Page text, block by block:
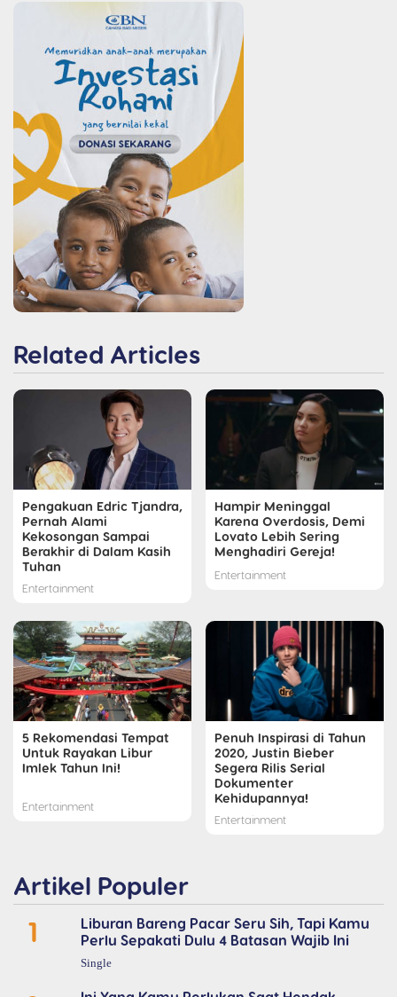
Related Articles
Pengakuan Edric Tjandra,
Pernah Alami
Kekosongan Sampai
Berakhir di Dalam Kasih
Tuhan
Entertainment
Hampir Meninggal
Karena Overdosis, Demi
Lovato Lebih Sering
Menghadiri Gereja!
Entertainment
5 Rekomendasi Tempat
Untuk Rayakan Libur
Imlek Tahun Ini!
Entertainment
Penuh Inspirasi di Tahun
2020, Justin Bieber
Segera Rilis Serial
Dokumenter
Kehidupannya!
Entertainment
Artikel Populer
1
Liburan Bareng Pacar Seru Sih, Tapi Kamu
Perlu Sepakati Dulu 4 Batasan Wajib Ini
Single